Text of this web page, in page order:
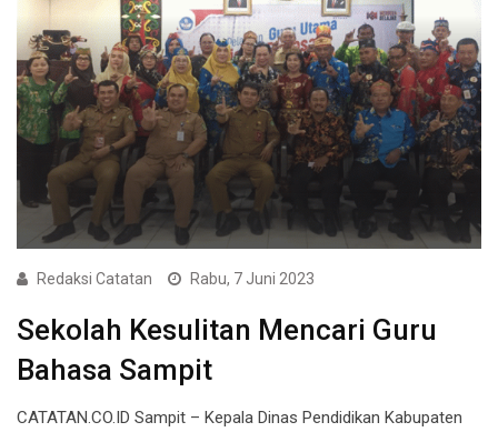
Redaksi Catatan Rabu, 7 Juni 2023
Sekolah Kesulitan Mencari Guru
Bahasa Sampit
CATATAN.CO.ID Sampit – Kepala Dinas Pendidikan Kabupaten